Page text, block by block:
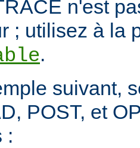
n'est
; utilisez à la
.
suivant,
POST, et
: